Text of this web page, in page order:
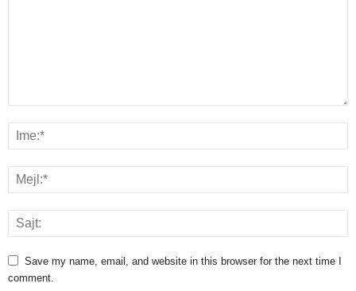
Save my name, email, and website in this browser for the next time I
comment.